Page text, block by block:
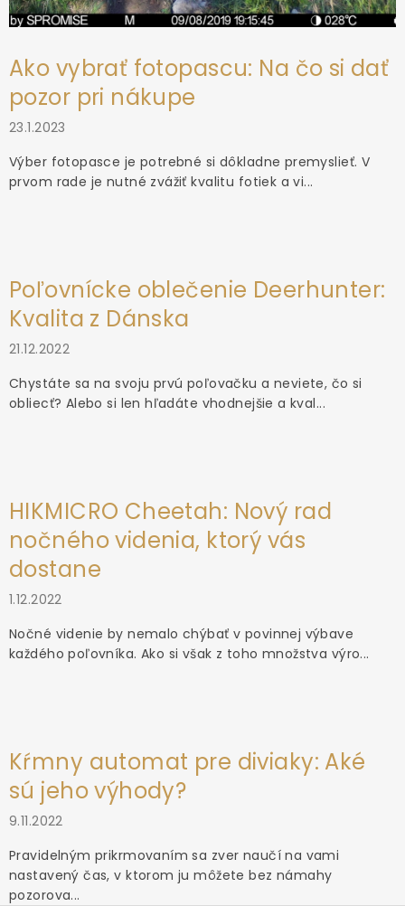
Ako vybrať fotopascu: Na čo si dať
pozor pri nákupe
23.1.2023
Výber fotopasce je potrebné si dôkladne premyslieť. V
prvom rade je nutné zvážiť kvalitu fotiek a vi...
Poľovnícke oblečenie Deerhunter:
Kvalita z Dánska
21.12.2022
Chystáte sa na svoju prvú poľovačku a neviete, čo si
obliecť? Alebo si len hľadáte vhodnejšie a kval...
HIKMICRO Cheetah: Nový rad
nočného videnia, ktorý vás
dostane
1.12.2022
Nočné videnie by nemalo chýbať v povinnej výbave
každého poľovníka. Ako si však z toho množstva výro...
Kŕmny automat pre diviaky: Aké
sú jeho výhody?
9.11.2022
Pravidelným prikrmovaním sa zver naučí na vami
nastavený čas, v ktorom ju môžete bez námahy
pozorova...